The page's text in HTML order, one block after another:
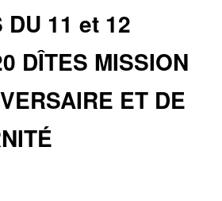
DU 11 et 12
DÎTES MISSION
ET DE